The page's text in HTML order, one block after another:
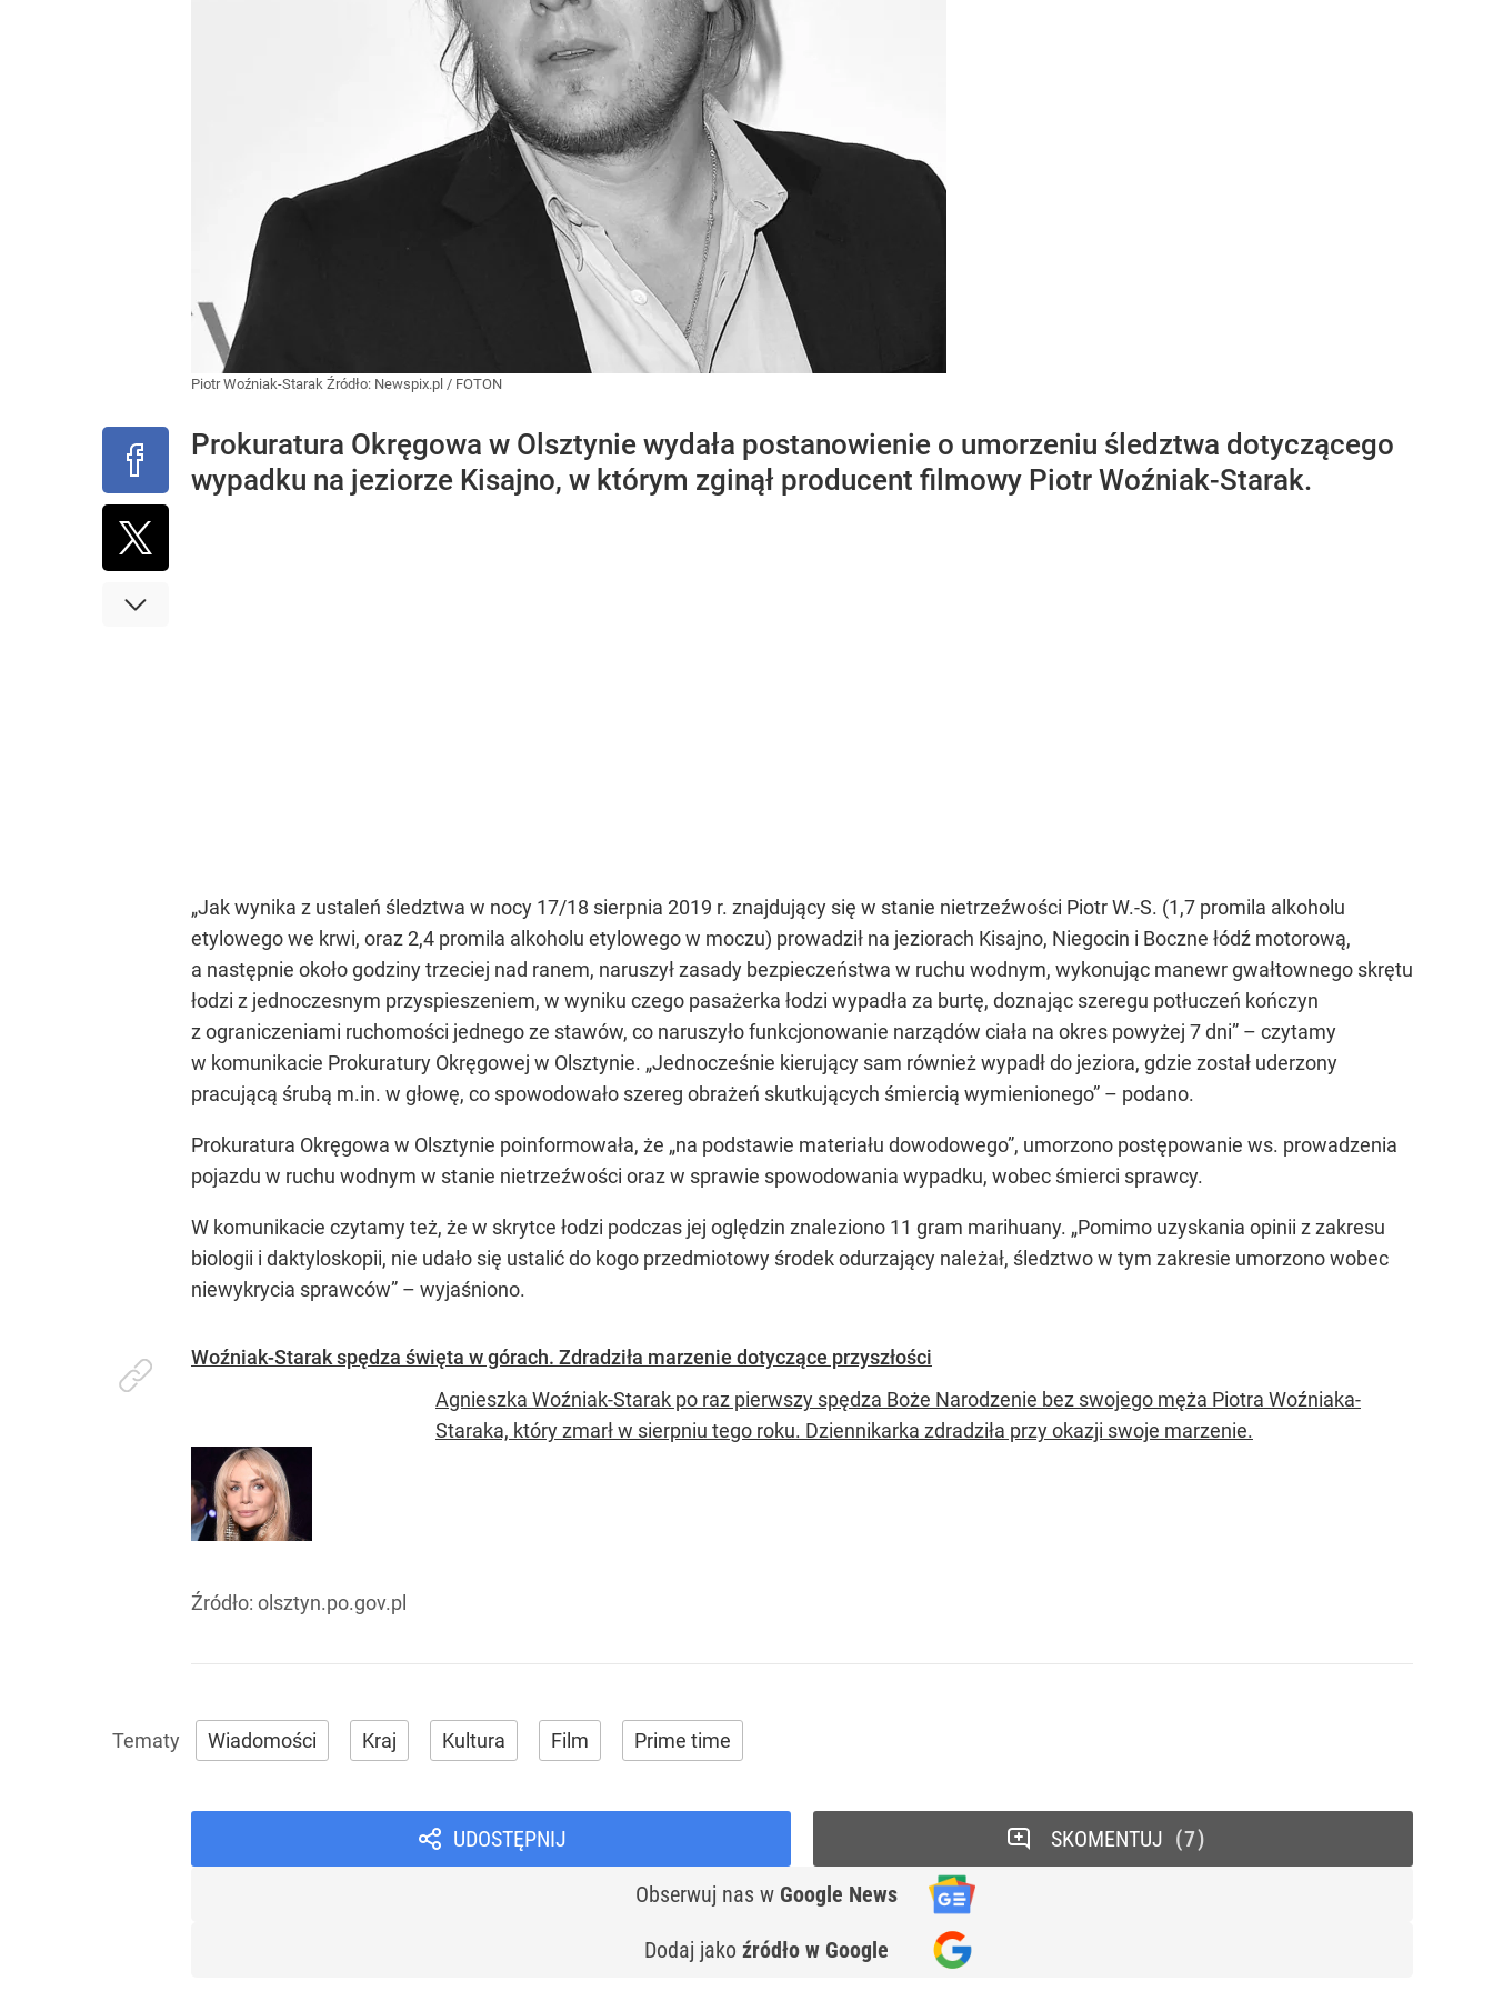
Piotr Woźniak-Starak Źródło: Newspix.pl / FOTON
Prokuratura Okręgowa w Olsztynie wydała postanowienie o umorzeniu śledztwa dotyczącego
wypadku na jeziorze Kisajno, w którym zginął producent filmowy Piotr Woźniak-Starak.
„Jak wynika z ustaleń śledztwa w nocy 17/18 sierpnia 2019 r. znajdujący się w stanie nietrzeźwości Piotr W.-S. (1,7 promila alkoholu
etylowego we krwi, oraz 2,4 promila alkoholu etylowego w moczu) prowadził na jeziorach Kisajno, Niegocin i Boczne łódź motorową,
a następnie około godziny trzeciej nad ranem, naruszył zasady bezpieczeństwa w ruchu wodnym, wykonując manewr gwałtownego skrętu
łodzi z jednoczesnym przyspieszeniem, w wyniku czego pasażerka łodzi wypadła za burtę, doznając szeregu potłuczeń kończyn
z ograniczeniami ruchomości jednego ze stawów, co naruszyło funkcjonowanie narządów ciała na okres powyżej 7 dni” – czytamy
w komunikacie Prokuratury Okręgowej w Olsztynie. „Jednocześnie kierujący sam również wypadł do jeziora, gdzie został uderzony
pracującą śrubą m.in. w głowę, co spowodowało szereg obrażeń skutkujących śmiercią wymienionego” – podano.
Prokuratura Okręgowa w Olsztynie poinformowała, że „na podstawie materiału dowodowego”, umorzono postępowanie ws. prowadzenia
pojazdu w ruchu wodnym w stanie nietrzeźwości oraz w sprawie spowodowania wypadku, wobec śmierci sprawcy.
W komunikacie czytamy też, że w skrytce łodzi podczas jej oględzin znaleziono 11 gram marihuany. „Pomimo uzyskania opinii z zakresu
biologii i daktyloskopii, nie udało się ustalić do kogo przedmiotowy środek odurzający należał, śledztwo w tym zakresie umorzono wobec
niewykrycia sprawców” – wyjaśniono.
Woźniak-Starak spędza święta w górach. Zdradziła marzenie dotyczące przyszłości
Agnieszka Woźniak-Starak po raz pierwszy spędza Boże Narodzenie bez swojego męża Piotra Woźniaka-
Staraka, który zmarł w sierpniu tego roku. Dziennikarka zdradziła przy okazji swoje marzenie.
Źródło: olsztyn.po.gov.pl
Wiadomości Kraj Kultura Film Prime time
UDOSTĘPNIJ
Obserwuj nas w Google News
Dodaj jako źródło w Google
SKOMENTUJ 7